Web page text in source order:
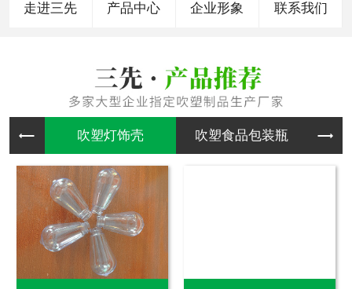
走进三先 产品中心 企业形象 联系我们
吹塑灯饰 吹塑食品 吹